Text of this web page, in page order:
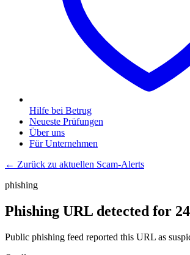
Hilfe bei Betrug
Neueste Prüfungen
Über uns
Für Unternehmen
← Zurück zu aktuellen Scam-Alerts
phishing
Phishing URL detected for
Public phishing feed reported this URL as